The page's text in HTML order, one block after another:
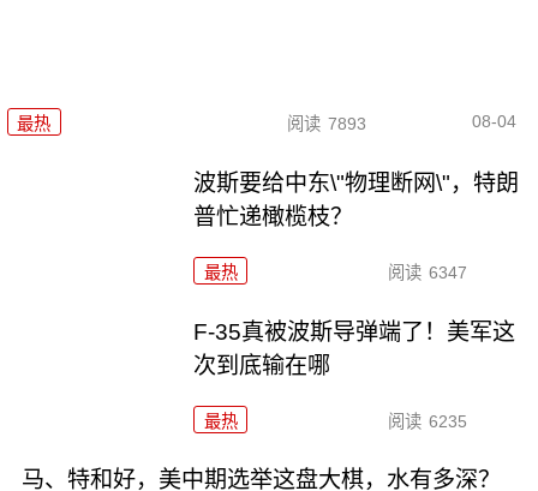
最热 阅读 7893 08-04
波斯要给中东\"物理断网\"，特朗
普忙递橄榄枝？
最热 阅读 6347
F-35真被波斯导弹端了！美军这
次到底输在哪
最热 阅读 6235
马、特和好，美中期选举这盘大棋，水有多深？